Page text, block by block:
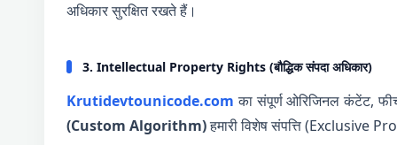
अधिकार सुरक्षित रखते हैं।
3. Intellectual Property Rights (बौद्धिक संपदा अधिकार)
Krutidevtounicode.com का संपूर्ण ओरिजिनल कंटेंट,
(Custom Algorithm)हमारी विशेष संपत्ति (Exclusive